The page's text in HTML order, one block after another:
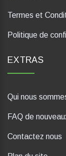
Termes et
Politique de
EXTRAS
Qui nous
FAQ de
Contactez nous